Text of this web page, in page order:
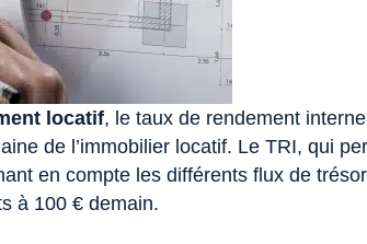
locatif, le taux de rendement
de l’immobilier locatif. Le TRI, qui
en compte les différents flux de
à 100 € demain.